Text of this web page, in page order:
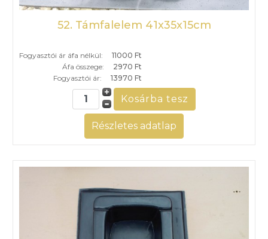
52. Támfalelem 41x35x15cm
Fogyasztói ár áfa nélkül:
11000 Ft
Áfa összege:
2970 Ft
Fogyasztói ár:
13970 Ft
Részletes adatlap